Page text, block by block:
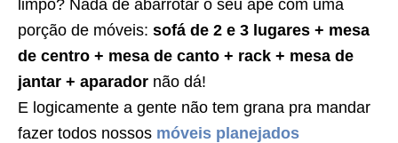
limpo? Nada de abarrotar o seu apê com uma
porção de móveis: sofá de 2 e 3 lugares + mesa
de centro + mesa de canto + rack + mesa de
jantar + aparador não dá!
E logicamente a gente não tem grana pra mandar
fazer todos nossos móveis planejados